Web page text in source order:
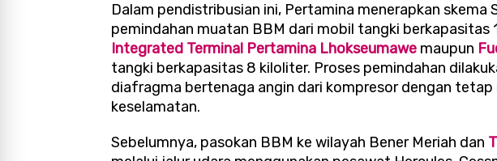
Dalam pendistribusian ini, Pertamina menerapkan
pemindahan muatan BBM dari mobil tangki berkapasitas
Integrated Terminal Pertamina Lhokseumawe maupun
tangki berkapasitas 8 kiloliter. Proses pemindahan
diafragma bertenaga angin dari kompresor dengan tetap
keselamatan.
Sebelumnya, pasokan BBM ke wilayah Bener Meriah dan